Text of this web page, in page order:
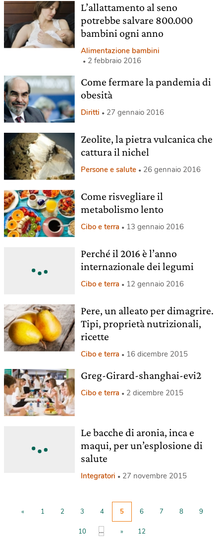
L’allattamento al seno
potrebbe salvare 800.000
bambini ogni anno
Alimentazione bambini
2 febbraio 2016
Come fermare la pandemia di
obesità
Diritti 27 gennaio 2016
Zeolite, la pietra vulcanica che
cattura il nichel
Persone e salute 26 gennaio 2016
Come risvegliare il
metabolismo lento
Cibo e terra 13 gennaio 2016
Perché il 2016 è l’anno
internazionale dei legumi
Cibo e terra 12 gennaio 2016
Pere, un alleato per dimagrire.
Tipi, proprietà nutrizionali,
ricette
Cibo e terra 16 dicembre 2015
Greg-Girard-shanghai-evi2
Cibo e terra 2 dicembre 2015
Le bacche di aronia, inca e
maqui, per un’esplosione di
salute
Integratori 27 novembre 2015
« 1 2 3 4 5 6 7 8 9
10 ... » 12